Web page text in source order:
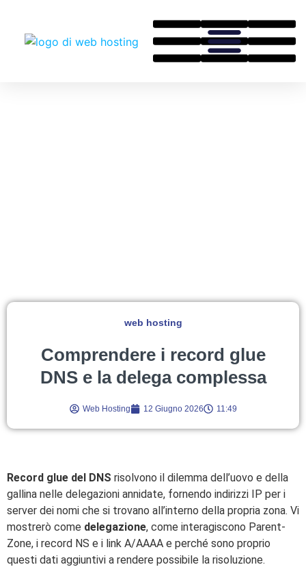
web hosting
Comprendere i record glue
DNS e la delega complessa
Web Hosting 12 Giugno 2026 11:49
Record glue del DNS risolvono il dilemma dell’uovo e della
gallina nelle delegazioni annidate, fornendo indirizzi IP per i
server dei nomi che si trovano all’interno della propria zona. Vi
mostrerò come delegazione, come interagiscono Parent-
Zone, i record NS e i link A/AAAA e perché sono proprio
questi dati aggiuntivi a rendere possibile la risoluzione.